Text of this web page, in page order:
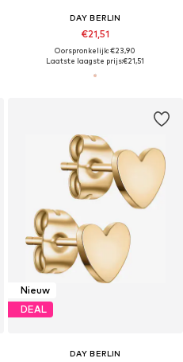
DAY BERLIN
€21,51
Oorspronkelijk: €23,90
Laatste laagste prijs:€21,51
Nieuw
DEAL
DAY BERLIN